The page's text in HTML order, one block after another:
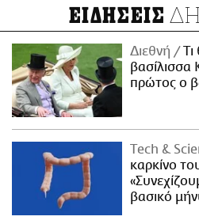
ΕΙΔΗΣΕΙΣ
Διεθνή
Τι
βασίλισσα
πρώτος ο
Τech &
καρκίνο
βασικό